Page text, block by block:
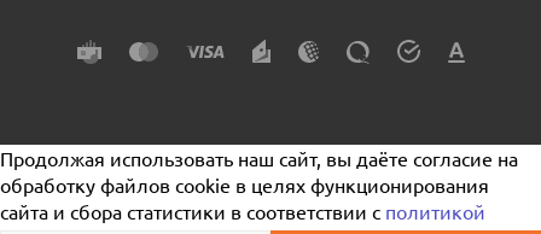
Продолжая использовать наш сайт, вы даёте согласие на
обработку файлов cookie в целях функционирования
сайта и сбора статистики в соответствии с политикой